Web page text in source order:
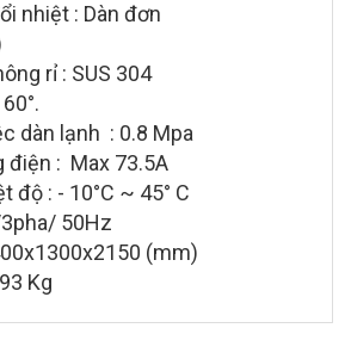
nhiệt : Dàn đơn
rỉ : SUS 304
dàn lạnh : 0.8 Mpa
điện : Max 73.5A
độ : - 10°C ~ 45° C
50Hz
(mm)
Kg